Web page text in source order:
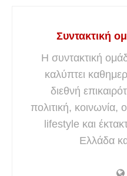
Συντακτική
Η συντακτική
καλύπτει
διεθνή
πολιτική, κοινωνία,
lifestyle και
Ελλάδα